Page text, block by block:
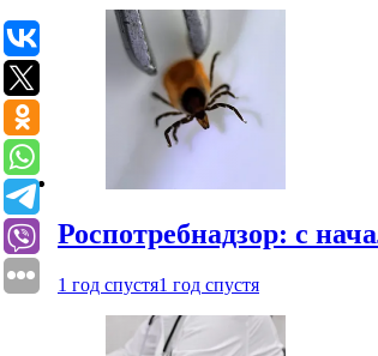
Роспотребнадзор: с
1 год спустя1 год спустя